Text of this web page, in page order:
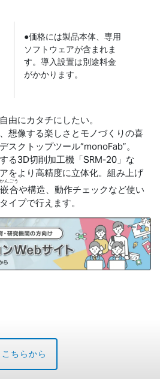
●価格には製品本体、専用
ソフトウェアが含まれま
す。導入設置は別途料金
がかかります。
由にカタチにしたい。
想像する楽しさとモノづくりの喜
スクトップツール“monoFab”。
る3D切削加工機「SRM-20」な
をより高精度に立体化。組み上げ
嵌合
かんごう
や構造、動作チェックなど使い
イプで行えます。
ちらから